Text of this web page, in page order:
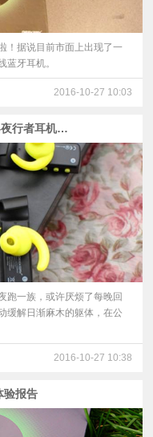
！据说目前市面上出现了一
蓝牙耳机。
2016-10-27 10:03
夜跑不止有音乐还要有光——XVI弄客夜行者耳机试用报告
跑一族，或许厌烦了每晚回
缓解日渐麻木的躯体，在公
2016-10-27 10:38
验报告